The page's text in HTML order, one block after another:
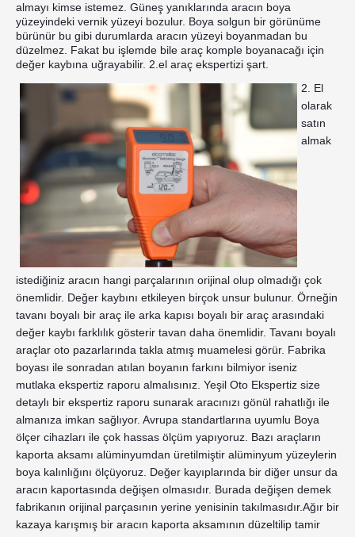
almayı kimse istemez. Güneş yanıklarında aracın boya
yüzeyindeki vernik yüzeyi bozulur. Boya solgun bir görünüme
bürünür bu gibi durumlarda aracın yüzeyi boyanmadan bu
düzelmez. Fakat bu işlemde bile araç komple boyanacağı için
değer kaybına uğrayabilir. 2.el araç ekspertizi şart.
2. El
olarak
satın
almak
istediğiniz aracın hangi parçalarının orijinal olup olmadığı çok
önemlidir. Değer kaybını etkileyen birçok unsur bulunur. Örneğin
tavanı boyalı bir araç ile arka kapısı boyalı bir araç arasındaki
değer kaybı farklılık gösterir tavan daha önemlidir. Tavanı boyalı
araçlar oto pazarlarında takla atmış muamelesi görür. Fabrika
boyası ile sonradan atılan boyanın farkını bilmiyor iseniz
mutlaka ekspertiz raporu almalısınız. Yeşil Oto Ekspertiz size
detaylı bir ekspertiz raporu sunarak aracınızı gönül rahatlığı ile
almanıza imkan sağlıyor. Avrupa standartlarına uyumlu Boya
ölçer cihazları ile çok hassas ölçüm yapıyoruz. Bazı araçların
kaporta aksamı alüminyumdan üretilmiştir alüminyum yüzeylerin
boya kalınlığını ölçüyoruz. Değer kayıplarında bir diğer unsur da
aracın kaportasında değişen olmasıdır. Burada değişen demek
fabrikanın orijinal parçasının yerine yenisinin takılmasıdır.Ağır bir
kazaya karışmış bir aracın kaporta aksamının düzeltilip tamir